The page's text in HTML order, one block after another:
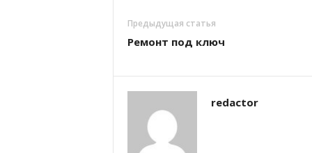
Предыдущая статья
Ремонт под ключ
redactor